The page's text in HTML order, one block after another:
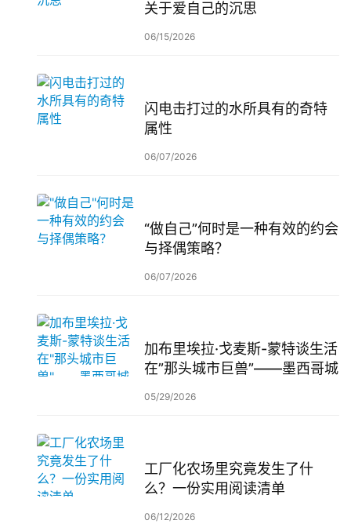
关于爱自己的沉思
06/15/2026
闪电击打过的水所具有的奇特
属性
06/07/2026
“做自己”何时是一种有效的约会
与择偶策略？
06/07/2026
加布里埃拉·戈麦斯-蒙特谈生活
在”那头城市巨兽”——墨西哥城
05/29/2026
工厂化农场里究竟发生了什
么？一份实用阅读清单
06/12/2026